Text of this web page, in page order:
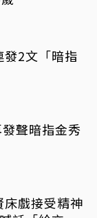
發2文「暗指
聲暗指金秀
戲接受精神